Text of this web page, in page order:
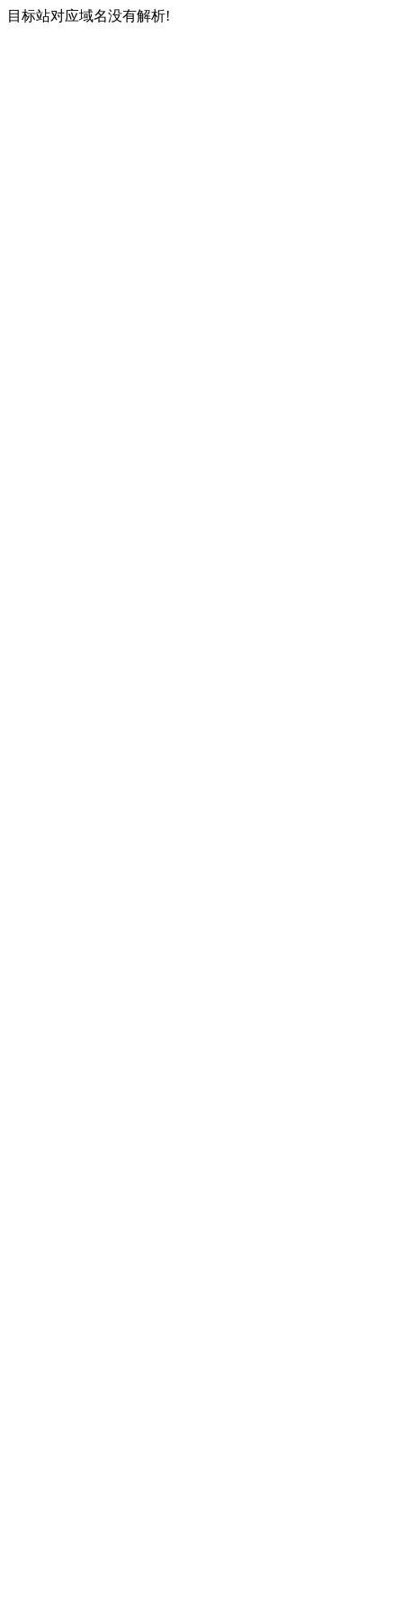
目标站对应域名没有解析!